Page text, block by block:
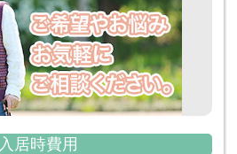
入居時費用